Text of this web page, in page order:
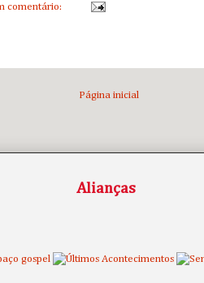
comentário:
Página inicial
Alianças